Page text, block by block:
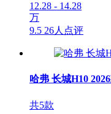
12.28 - 14.28
万
9.5 26人点评
哈弗 长城H10
共5款